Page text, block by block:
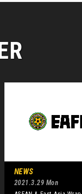
NEWS
2021.3.29 Mon